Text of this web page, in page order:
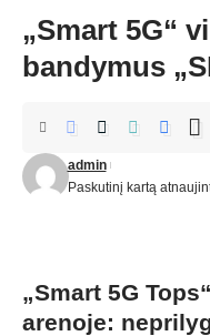
„Smart 5G“
bandymus
Paskutinį kartą
admin
„Smart 5G
arenoje: